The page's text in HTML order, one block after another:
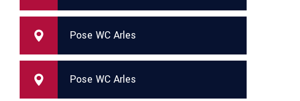
Pose WC Arles
Pose WC Arles